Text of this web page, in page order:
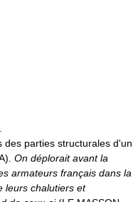
des parties structurales d'un
On déplorait avant la
armateurs français dans la
leurs chalutiers et